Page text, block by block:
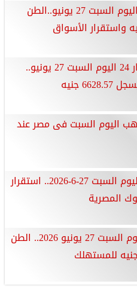
سعر الأسمنت اليوم السبت 27 يونيو..الطن
سعر الذهب عيار 24 اليوم السبت 27 يونيو..
جنيه
اليوم السبت فى مصر عند
أسعار الدولار اليوم السبت 27-6-2026.. استقرار
المصرية
سعر الحديد اليوم السبت 27 يونيو 2026.. الطن